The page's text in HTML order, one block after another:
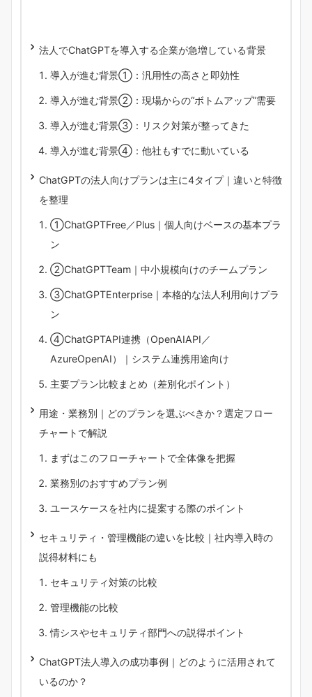
法人でChatGPTを導入する企業が急増している背景
導入が進む背景①：汎用性の高さと即効性
導入が進む背景②：現場からの“ボトムアップ”需要
導入が進む背景③：リスク対策が整ってきた
導入が進む背景④：他社もすでに動いている
ChatGPTの法人向けプランは主に4タイプ｜違いと特徴
を整理
①ChatGPTFree／Plus｜個人向けベースの基本プラ
ン
②ChatGPTTeam｜中小規模向けのチームプラン
③ChatGPTEnterprise｜本格的な法人利用向けプラ
ン
④ChatGPTAPI連携（OpenAIAPI／
AzureOpenAI）｜システム連携用途向け
主要プラン比較まとめ（差別化ポイント）
用途・業務別｜どのプランを選ぶべきか？選定フロー
チャートで解説
まずはこのフローチャートで全体像を把握
業務別のおすすめプラン例
ユースケースを社内に提案する際のポイント
セキュリティ・管理機能の違いを比較｜社内導入時の
説得材料にも
セキュリティ対策の比較
管理機能の比較
情シスやセキュリティ部門への説得ポイント
ChatGPT法人導入の成功事例｜どのように活用されて
いるのか？